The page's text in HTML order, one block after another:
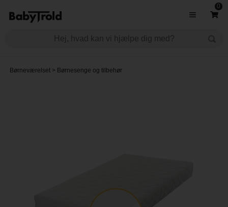
0
Børneværelset> Børnesenge og tilbehør